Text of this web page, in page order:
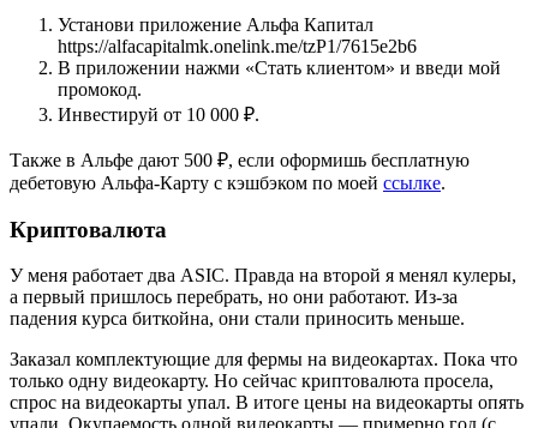
Установи приложение Альфа Капитал
https://alfacapitalmk.onelink.me/tzP1/7615e2b6
В приложении нажми «Стать клиентом» и введи мой
промокод.
Инвестируй от 10 000 ₽.
Также в Альфе дают 500 ₽, если оформишь бесплатную
дебетовую Альфа-Карту с кэшбэком по моей ссылке.
Криптовалюта
У меня работает два ASIC. Правда на второй я менял кулеры,
а первый пришлось перебрать, но они работают. Из-за
падения курса биткойна, они стали приносить меньше.
Заказал комплектующие для фермы на видеокартах. Пока что
только одну видеокарту. Но сейчас криптовалюта просела,
спрос на видеокарты упал. В итоге цены на видеокарты опять